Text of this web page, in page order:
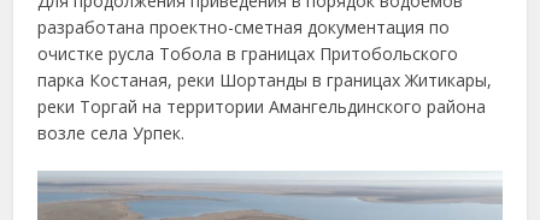
разработана проектно-сметная документация по
очистке русла Тобола в границах Притобольского
парка Костаная, реки Шортанды в границах Житикары,
реки Торгай на территории Амангельдинского района
возле села Урпек.